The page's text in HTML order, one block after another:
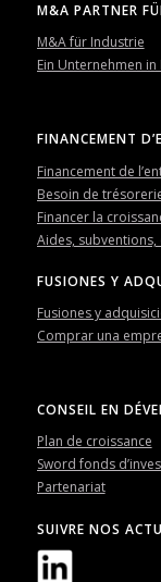
M&A PARTNER
M&A für Industrie
Ein Unternehmen
FINANCEMENT
Financement de
Besoin de
Financer la
Aides,
FUSIONES Y
Fusiones y
Comprar una
CONSEIL EN
Plan de croissance
Sword fonds
Partenariat
SUIVRE NOS